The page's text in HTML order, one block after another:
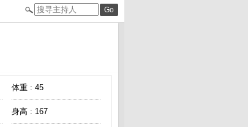
体重 : 45
身高 : 167